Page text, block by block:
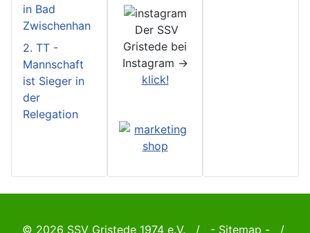
in Bad
Zwischenhan
2. TT -
Mannschaft
ist Sieger in
der
Relegation
Der SSV
Gristede bei
Instagram ->
klick!
© 2026 SSV Gristede 1974 e.V. / - Sitemap - /